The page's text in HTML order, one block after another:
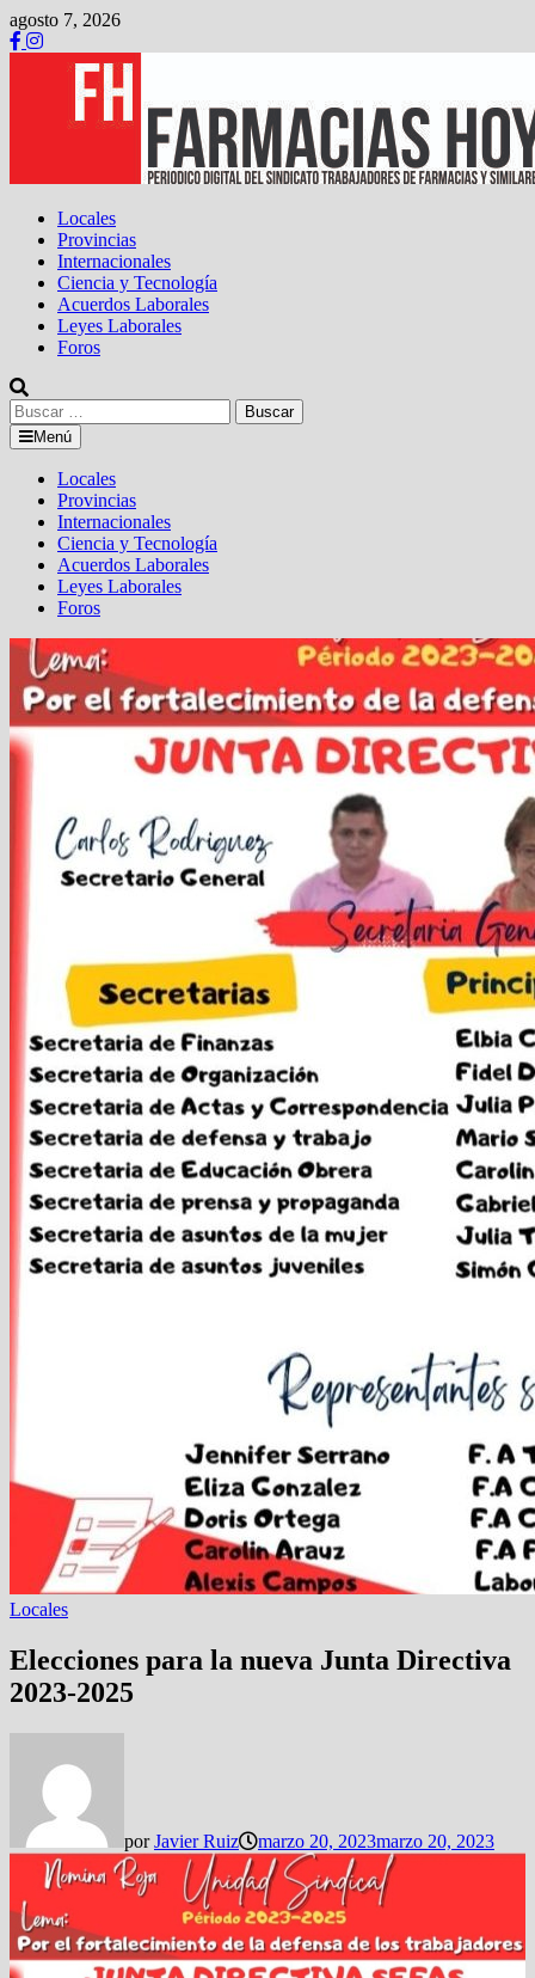
Saltar
al
contenido
agosto 7, 2026
Locales
Provincias
Internacionales
Ciencia y Tecnología
Acuerdos Laborales
Leyes Laborales
Foros
Buscar:
Menú
Locales
Provincias
Internacionales
Ciencia y Tecnología
Acuerdos Laborales
Leyes Laborales
Foros
Locales
Elecciones para la nueva Junta Directiva
2023-2025
porJavier Ruiz marzo 20, 2023marzo 20, 2023